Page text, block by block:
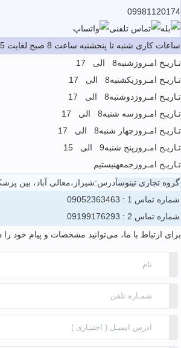
09981120174
ساعات کاری شنبه تا پنجشنبه ساعت 8 صبح لغایت 5 عصر
تـاریـخ امـروز شنبه8 الی 17
تـاریـخ امـروز یکشنبه8 الی 17
تـاریـخ امـروز دوشنبه8 الی 17
تـاریـخ امـروز سه شنبه8 الی 17
تـاریـخ امـروز چهار شنبه8 الی 17
تـاریـخ امـروز پنج شنبه9 الی 15
تـاریـخ امـروز جمعهنیستیم
گروه تجاری تینوسآدرس:شیراز،معالی آباد، بین
شماره تماس 1 :
شماره تماس 2 :
برای ارتباط با ما، می‌توانید مشخصات و پیام خود